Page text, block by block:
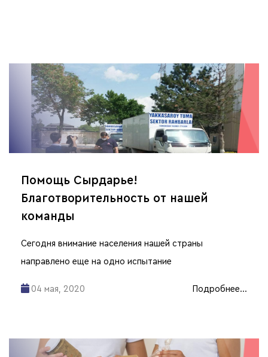
Помощь Сырдарье!
Благотворительность от нашей
команды
Сегодня внимание населения нашей страны
направлено еще на одно испытание
04 мая, 2020 Подробнее...